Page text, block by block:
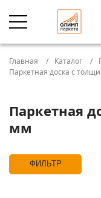
Главная Каталог
Паркетная доска с
Паркетная
мм
ФИЛЬТР